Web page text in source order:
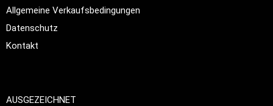
Allgemeine Verkaufsbedingungen
Datenschutz
Kontakt
AUSGEZEICHNET